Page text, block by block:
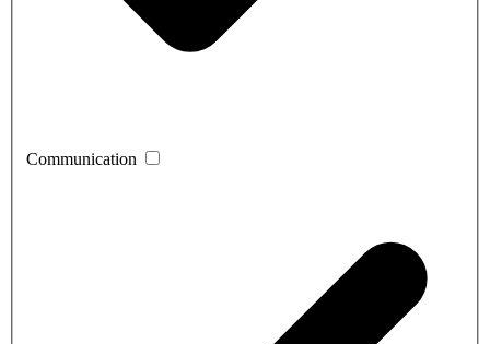
Communication